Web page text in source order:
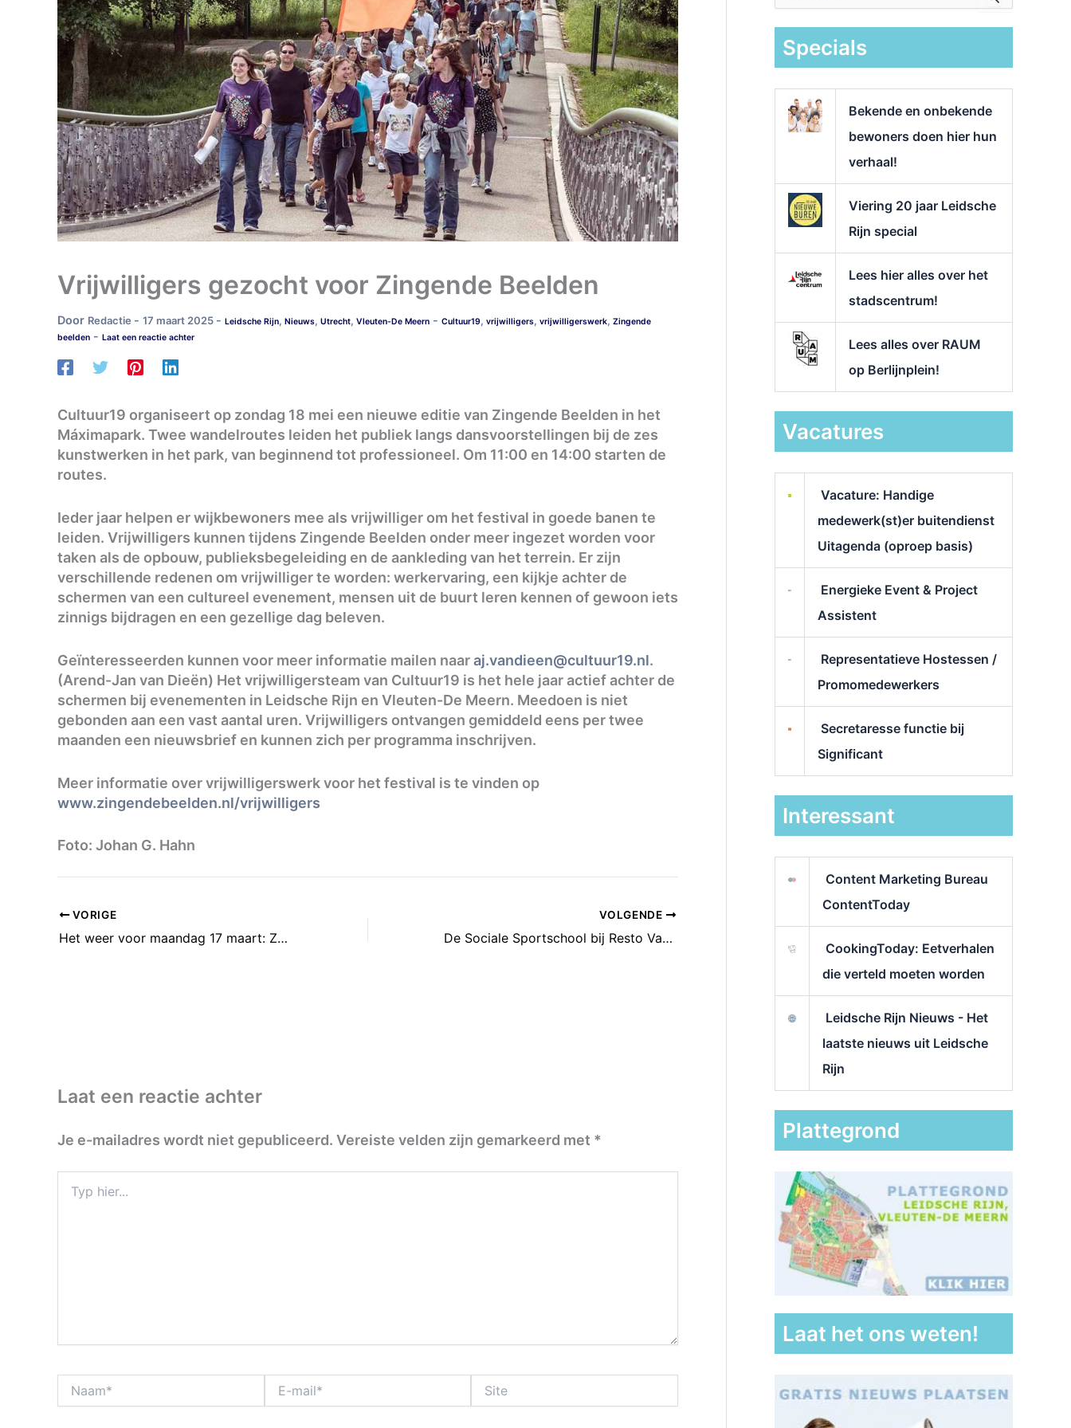
Vrijwilligers gezocht voor Zingende Beelden
Door Redactie - 17 maart 2025 - Leidsche Rijn, Nieuws, Utrecht, Vleuten-De Meern - Cultuur19, vrijwilligers, vrijwilligerswerk, Zingende
beelden - Laat een reactie achter
Cultuur19 organiseert op zondag 18 mei een nieuwe editie van Zingende Beelden in het
Máximapark. Twee wandelroutes leiden het publiek langs dansvoorstellingen bij de zes
kunstwerken in het park, van beginnend tot professioneel. Om 11:00 en 14:00 starten de
routes.
Ieder jaar helpen er wijkbewoners mee als vrijwilliger om het festival in goede banen te
leiden. Vrijwilligers kunnen tijdens Zingende Beelden onder meer ingezet worden voor
taken als de opbouw, publieksbegeleiding en de aankleding van het terrein. Er zijn
verschillende redenen om vrijwilliger te worden: werkervaring, een kijkje achter de
schermen van een cultureel evenement, mensen uit de buurt leren kennen of gewoon iets
zinnigs bijdragen en een gezellige dag beleven.
Geïnteresseerden kunnen voor meer informatie mailen naaraj.vandieen@cultuur19.nl.
(Arend-Jan van Dieën) Het vrijwilligersteam van Cultuur19 is het hele jaar actief achter de
schermen bij evenementen in Leidsche Rijn en Vleuten-De Meern. Meedoen is niet
gebonden aan een vast aantal uren. Vrijwilligers ontvangen gemiddeld eens per twee
maanden een nieuwsbrief en kunnen zich per programma inschrijven.
Meer informatie over vrijwilligerswerk voor het festival is te vinden op
www.zingendebeelden.nl/vrijwilligers
Foto: Johan G. Hahn
VORIGE
Het weer voor maandag 17 maart: Zonnige week
VOLGENDE
De Sociale Sportschool bij Resto VanHarte 21 maart
Laat een reactie achter
Je e-mailadres wordt niet gepubliceerd. Vereiste velden zijn gemarkeerd met *
hier...
mail*
k
Specials
Bekende en onbekende
bewoners doen hier hun
verhaal!
Viering 20 jaar Leidsche
Rijn special
Lees hier alles over het
stadscentrum!
Lees alles over RAUM
op Berlijnplein!
Vacatures
Vacature: Handige
medewerk(st)er buitendienst
Uitagenda (oproep basis)
Energieke Event & Project
Assistent
Representatieve Hostessen /
Promomedewerkers
Secretaresse functie bij
Significant
Interessant
Content Marketing Bureau
ContentToday
CookingToday: Eetverhalen
die verteld moeten worden
Leidsche Rijn Nieuws - Het
laatste nieuws uit Leidsche
Rijn
Plattegrond
Laat het ons weten!